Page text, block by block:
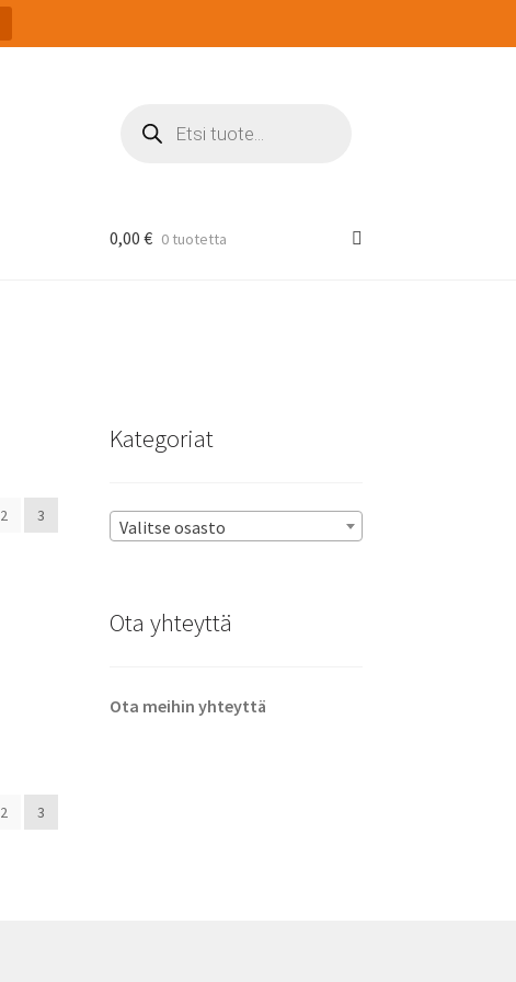
search
0,00 € 0 tuotetta
2 3
2 3
Kategoriat
Valitse osasto
Ota yhteyttä
Ota meihin yhteyttä